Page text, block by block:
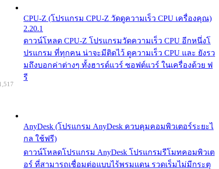
CPU-Z (โปรแกรม CPU-Z วัดดูความเร็ว CPU เครื่องคุณ)
2.20.1
ดาวน์โหลด CPU-Z โปรแกรมวัดความเร็ว CPU อีกหนึ่งโ
ปรแกรม ที่ทุกคน น่าจะมีติดไว้ ดูความเร็ว CPU และ ยังรว
มถึงบอกค่าต่างๆ ทั้งฮารด์แวร์ ซอฟต์แวร์ ในเครื่องด้วย ฟ
รี
AnyDesk (โปรแกรม AnyDesk ควบคุมคอมพิวเตอร์ระยะไ
กล ใช้ฟรี)
ดาวน์โหลดโปรแกรม AnyDesk โปรแกรมรีโมทคอมพิวเต
อร์ ที่สามารถเชื่อมต่อแบบไร้พรมแดน รวดเร็มไม่มีกระตุ